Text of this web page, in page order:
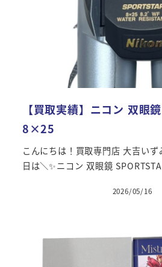
【買取実績】ニコン 双眼
8×25
こんにちは！買取専門店 大吉い
日は＼✨ニコン 双眼鏡
2026/05/16